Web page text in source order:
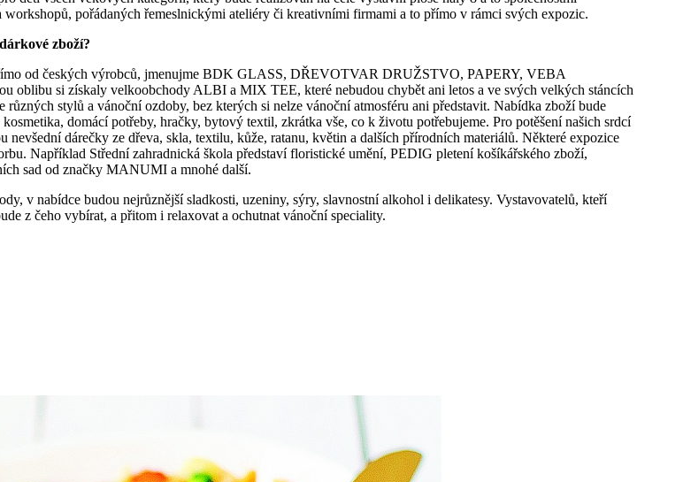
pořádaných řemeslnickými ateliéry či kreativními firmami a to přímo v rámci svých expozic.
zboží?
od českých výrobců, jmenujme BDK GLASS, DŘEVOTVAR DRUŽSTVO, PAPERY, VEBA
si získaly velkoobchody ALBI a MIX TEE, které nebudou chybět ani letos a ve svých velkých stáncích
stylů a vánoční ozdoby, bez kterých si nelze vánoční atmosféru ani představit. Nabídka zboží bude
domácí potřeby, hračky, bytový textil, zkrátka vše, co k životu potřebujeme. Pro potěšení našich srdcí
dárečky ze dřeva, skla, textilu, kůže, ratanu, květin a dalších přírodních materiálů. Některé expozice
Například Střední zahradnická škola představí floristické umění, PEDIG pletení košíkářského zboží,
sad od značky MANUMI a mnohé další.
v nabídce budou nejrůznější sladkosti, uzeniny, sýry, slavnostní alkohol i delikatesy. Vystavovatelů, kteří
z čeho vybírat, a přitom i relaxovat a ochutnat vánoční speciality.